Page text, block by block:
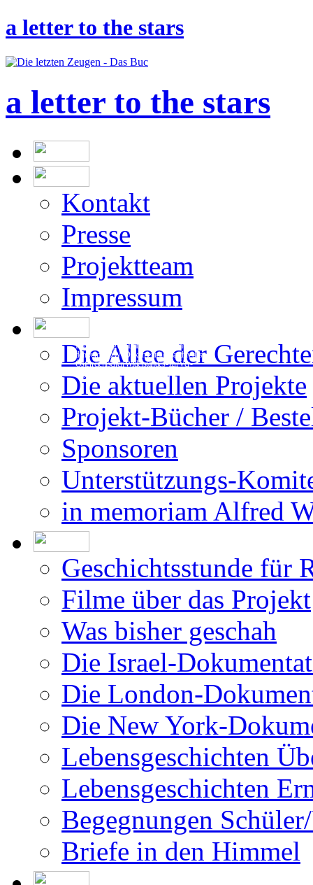
a letter to the stars
a letter to the stars
Kontakt
Presse
Projektteam
Impressum
Die Allee der
Die aktuellen Projekte
Projekt-Bücher /
Sponsoren
Unterstützungs-
in memoriam Alfred
Geschichtsstunde für
Filme über das Projekt
Was bisher geschah
Die Israel-
Die London-
Die New York-
Lebensgeschichten
Lebensgeschichten
Begegnungen
Briefe in den Himmel
Die Erstellung der Datenbank beruht auf
den vom DÖW - Dokumentationsarchiv des
Österreichischen Widerstandes - zur Ver-